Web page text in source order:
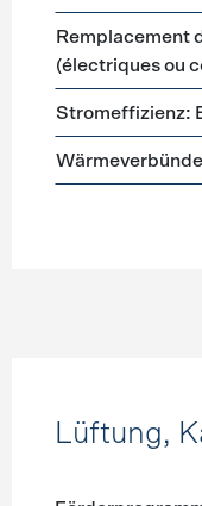
Remplacement
(électriques ou
Stromeffizienz:
Wärmeverbünde
Lüftung,